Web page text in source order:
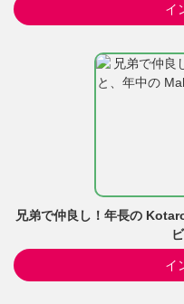
イ
兄弟で仲良し！年長の
イ